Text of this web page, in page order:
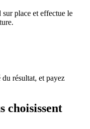
place et effectue le
résultat, et payez
choisissent